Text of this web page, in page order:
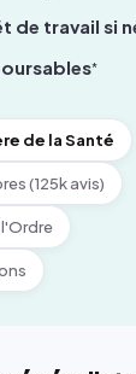
de travail si
*
de la Santé
(125k avis)